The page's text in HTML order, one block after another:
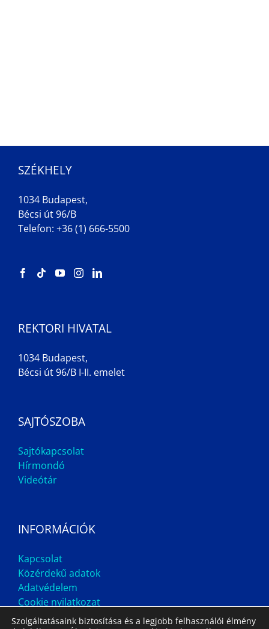
SZÉKHELY
1034 Budapest,
Bécsi út 96/B
Telefon: +36 (1) 666-5500
REKTORI HIVATAL
1034 Budapest,
Bécsi út 96/B I-II. emelet
SAJTÓSZOBA
Sajtókapcsolat
Hírmondó
Videótár
INFORMÁCIÓK
Kapcsolat
Közérdekű adatok
Adatvédelem
Cookie nyilatkozat
Szolgáltatásaink biztosítása és a legjobb felhasználói élmény